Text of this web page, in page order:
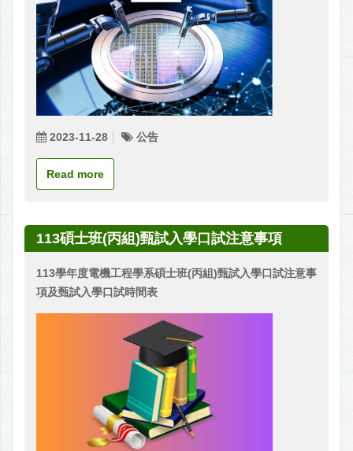
2023-11-28 公告
Read more
113碩士班(丙組)甄試入學口試注意事項
113學年度電機工程學系碩士班(丙組)甄試入學口試注意事
項及甄試入學口試時間表